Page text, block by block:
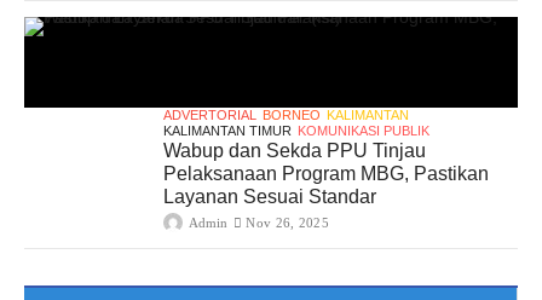
ADVERTORIAL BORNEO KALIMANTAN
KALIMANTAN TIMUR KOMUNIKASI PUBLIK
Wabup dan Sekda PPU Tinjau
Pelaksanaan Program MBG, Pastikan
Layanan Sesuai Standar
Admin Nov 26, 2025